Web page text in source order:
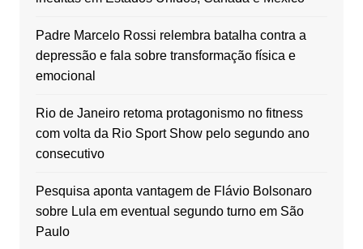
Padre Marcelo Rossi relembra batalha contra a
depressão e fala sobre transformação física e
emocional
Rio de Janeiro retoma protagonismo no fitness
com volta da Rio Sport Show pelo segundo ano
consecutivo
Pesquisa aponta vantagem de Flávio Bolsonaro
sobre Lula em eventual segundo turno em São
Paulo